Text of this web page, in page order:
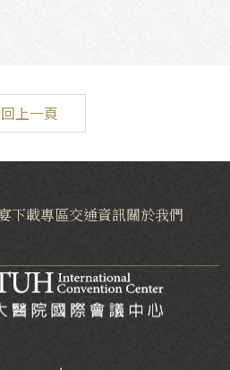
回上一頁
下載專區交通資訊關於我們